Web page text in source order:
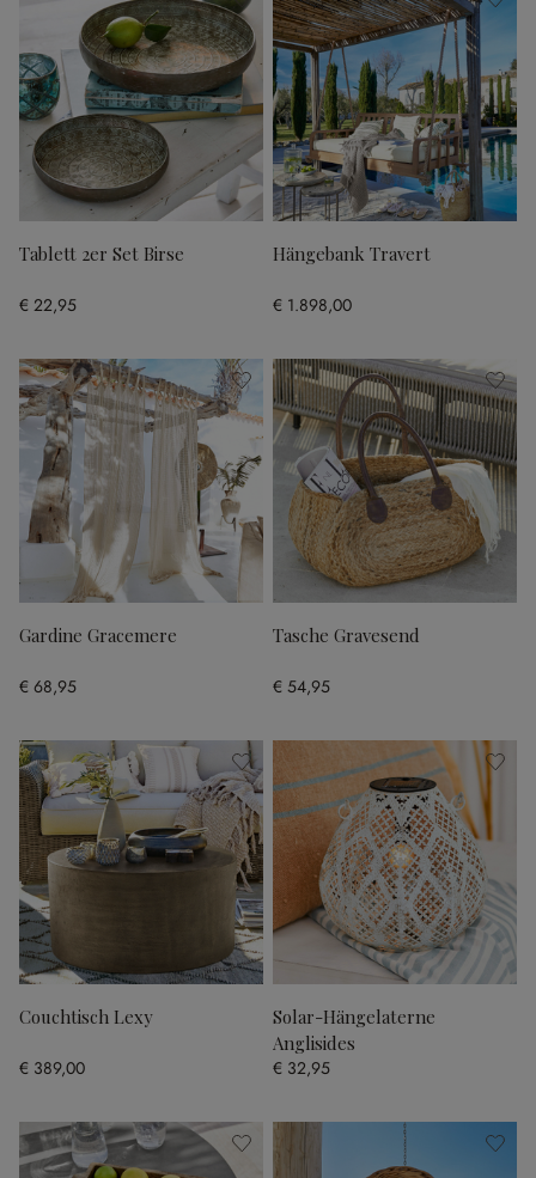
Tablett 2er Set Birse
€ 22,95
Hängebank Travert
€ 1.898,00
Gardine Gracemere
€ 68,95
Tasche Gravesend
€ 54,95
Couchtisch Lexy
€ 389,00
Solar-Hängelaterne
Anglisides
€ 32,95